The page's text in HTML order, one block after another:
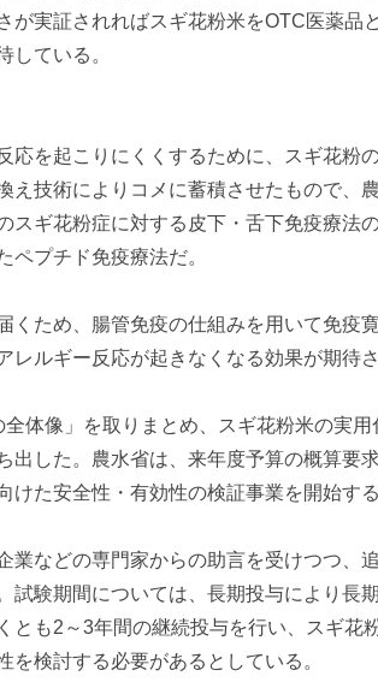
が実証されればスギ花粉米をOTC医薬品
している。
応を起こりにくくするために、スギ花粉
え技術によりコメに蓄積させたもので、
スギ花粉症に対する皮下・舌下免疫療法
ペプチド免疫療法だ。
くため、腸管免疫の仕組みを用いて免疫
レルギー反応が起きなくなる効果が期待さ
体像」を取りまとめ、スギ花粉米の実用
出した。農水省は、来年度予算の概算要
けた安全性・有効性の検証事業を開始する
業などの専門家からの助言を受けつつ、
試験期間については、長期投与により長
とも2～3年間の継続投与を行い、スギ花
を検討する必要があるとしている。